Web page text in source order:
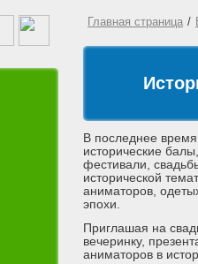
Главная страница /
В последнее
исторические
фестивали,
исторической
аниматоров,
эпохи.
Приглашая на
вечеринку,
аниматоров в